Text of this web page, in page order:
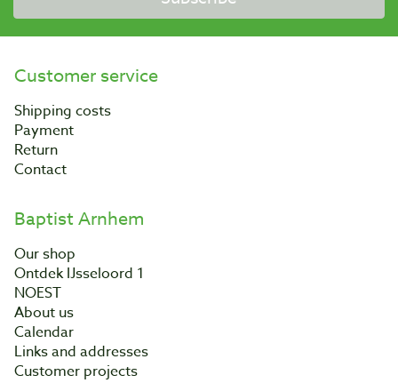
Customer service
Shipping costs
Payment
Return
Contact
Baptist Arnhem
Our shop
Ontdek IJsseloord 1
NOEST
About us
Calendar
Links and addresses
Customer projects